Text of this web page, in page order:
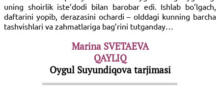
uning shoirlik iste’dodi bilan barobar edi. Ishlab bo’lgach,
daftarini yopib, derazasini ochardi – olddagi kunning barcha
tashvishlari va zahmatlariga bag’rini tutganday…
Marina SVETAEVA
QAYLIQ
Oygul Suyundiqova tarjimasi